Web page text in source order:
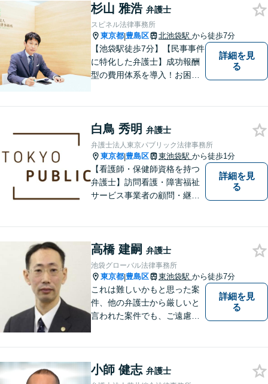
戻すために全力でサポートし
ます！【夜間や休日相談可
能】【メール電話・WEB相談
も対応】
杉山 雅浩 弁護士
スピネル法律事務所
東京都|豊島区 北池袋駅 から徒歩7分
【池袋駅徒歩7分】【民事事件
に特化した弁護士】成功報酬
型の費用体系を導入！お困り
で広く取り扱い、幅広い分野
で実績あり！【完全個室対
応】
詳細を見
る
白鳥 秀明 弁護士
弁護士法人東京パブリック法律事務所
東京都|豊島区 東池袋駅 から徒歩1分
【看護師・保健師資格を持つ
弁護士】訪問看護・障害福祉
サービス事業者の顧問・継続
護・福祉の現場が分かる弁護
士に、お気軽にご相談くださ
い。
詳細を見
る
高橋 建嗣 弁護士
池袋グローバル法律事務所
東京都|豊島区 東池袋駅 から徒歩7分
これは難しいかもと思った案
件、他の弁護士から厳しいと
言われた案件でも、ご遠慮な
詳細を見
る
小師 健志 弁護士